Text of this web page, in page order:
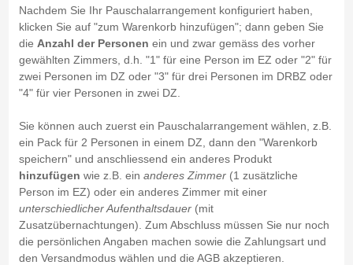
Nachdem Sie Ihr Pauschalarrangement konfiguriert haben,
klicken Sie auf "zum Warenkorb hinzufügen"; dann geben Sie
die Anzahl der Personen ein und zwar gemäss des vorher
gewählten Zimmers, d.h. "1" für eine Person im EZ oder "2" für
zwei Personen im DZ oder "3" für drei Personen im DRBZ oder
"4" für vier Personen in zwei DZ.
Sie können auch zuerst ein Pauschalarrangement wählen, z.B.
ein Pack für 2 Personen in einem DZ, dann den "Warenkorb
speichern" und anschliessend ein anderes Produkt
hinzufügen wie z.B. ein anderes Zimmer (1 zusätzliche
Person im EZ) oder ein anderes Zimmer mit einer
unterschiedlicher Aufenthaltsdauer(mit
Zusatzübernachtungen). Zum Abschluss müssen Sie nur noch
die persönlichen Angaben machen sowie die Zahlungsart und
den Versandmodus wählen und die AGB akzeptieren.